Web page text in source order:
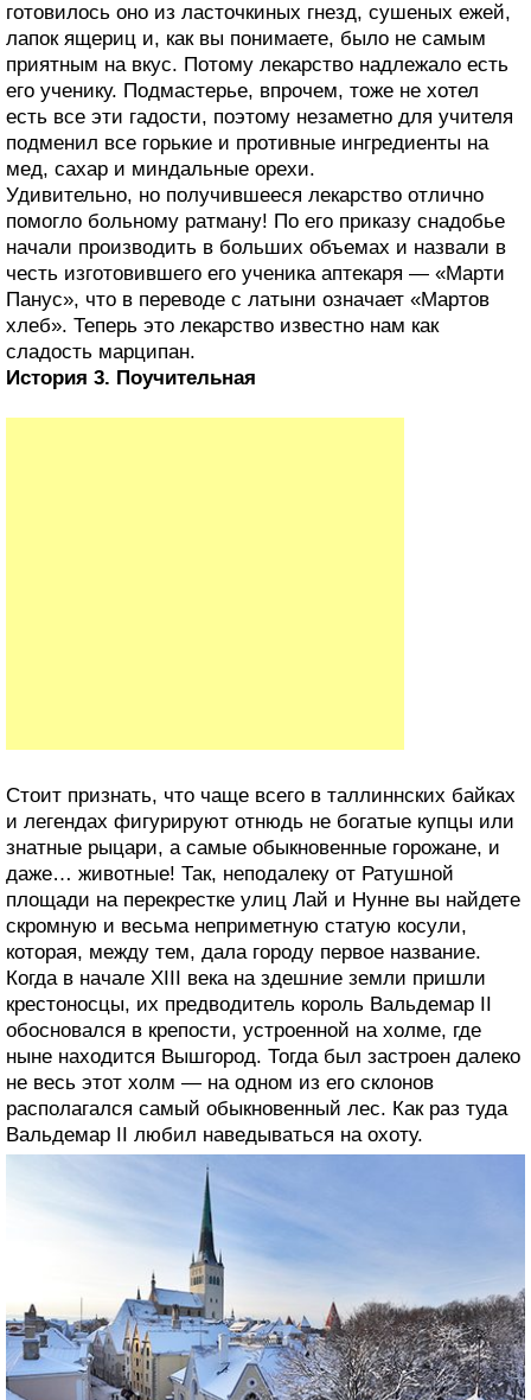
готовилось оно из ласточкиных гнезд, сушеных ежей,
лапок ящериц и, как вы понимаете, было не самым
приятным на вкус. Потому лекарство надлежало есть
его ученику. Подмастерье, впрочем, тоже не хотел
есть все эти гадости, поэтому незаметно для учителя
подменил все горькие и противные ингредиенты на
мед, сахар и миндальные орехи.
Удивительно, но получившееся лекарство отлично
помогло больному ратману! По его приказу снадобье
начали производить в больших объемах и назвали в
честь изготовившего его ученика аптекаря — «Марти
Панус», что в переводе с латыни означает «Мартов
хлеб». Теперь это лекарство известно нам как
сладость марципан.
История 3. Поучительная
Стоит признать, что чаще всего в таллиннских байках
и легендах фигурируют отнюдь не богатые купцы или
знатные рыцари, а самые обыкновенные горожане, и
даже… животные! Так, неподалеку от Ратушной
площади на перекрестке улиц Лай и Нунне вы найдете
скромную и весьма неприметную статую косули,
которая, между тем, дала городу первое название.
Когда в начале XIII века на здешние земли пришли
крестоносцы, их предводитель король Вальдемар ІІ
обосновался в крепости, устроенной на холме, где
ныне находится Вышгород. Тогда был застроен далеко
не весь этот холм — на одном из его склонов
располагался самый обыкновенный лес. Как раз туда
Вальдемар ІІ любил наведываться на охоту.